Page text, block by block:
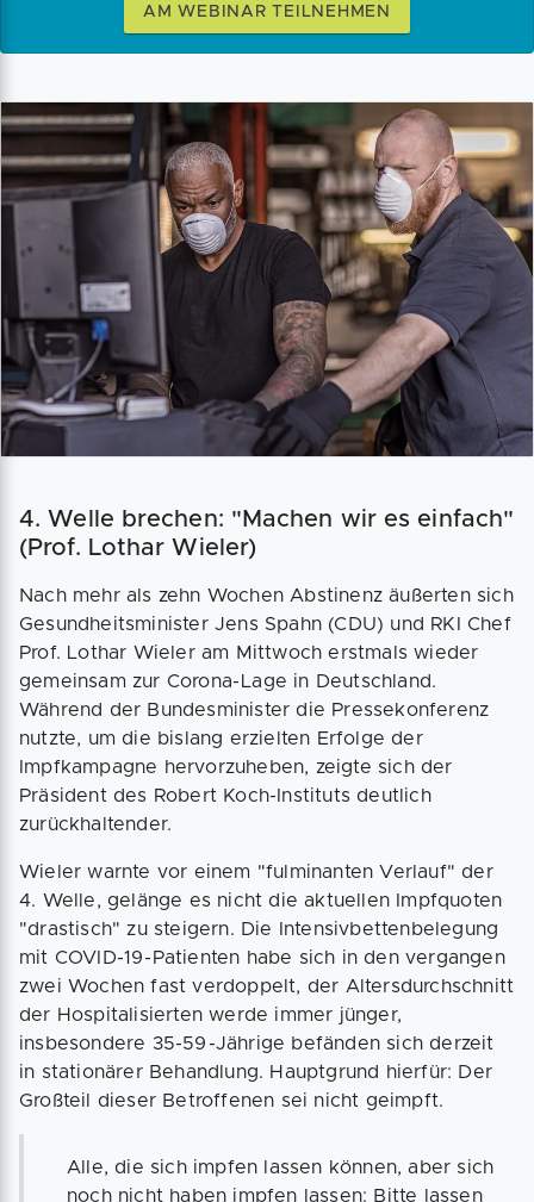
AM WEBINAR TEILNEHMEN
4. Welle brechen: "Machen wir es einfach"
(Prof. Lothar Wieler)
Nach mehr als zehn Wochen Abstinenz äußerten sich
Gesundheitsminister Jens Spahn (CDU) und RKI Chef
Prof. Lothar Wieler am Mittwoch erstmals wieder
gemeinsam zur Corona-Lage in Deutschland.
Während der Bundesminister die Pressekonferenz
nutzte, um die bislang erzielten Erfolge der
Impfkampagne hervorzuheben, zeigte sich der
Präsident des Robert Koch-Instituts deutlich
zurückhaltender.
Wieler warnte vor einem "fulminanten Verlauf" der
4. Welle, gelänge es nicht die aktuellen Impfquoten
"drastisch" zu steigern. Die Intensivbettenbelegung
mit COVID-19-Patienten habe sich in den vergangen
zwei Wochen fast verdoppelt, der Altersdurchschnitt
der Hospitalisierten werde immer jünger,
insbesondere 35-59-Jährige befänden sich derzeit
in stationärer Behandlung. Hauptgrund hierfür: Der
Großteil dieser Betroffenen sei nicht geimpft.
Alle, die sich impfen lassen können, aber sich
noch nicht haben impfen lassen: Bitte lassen